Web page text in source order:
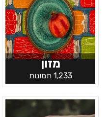
מזון
1,233 תמונות